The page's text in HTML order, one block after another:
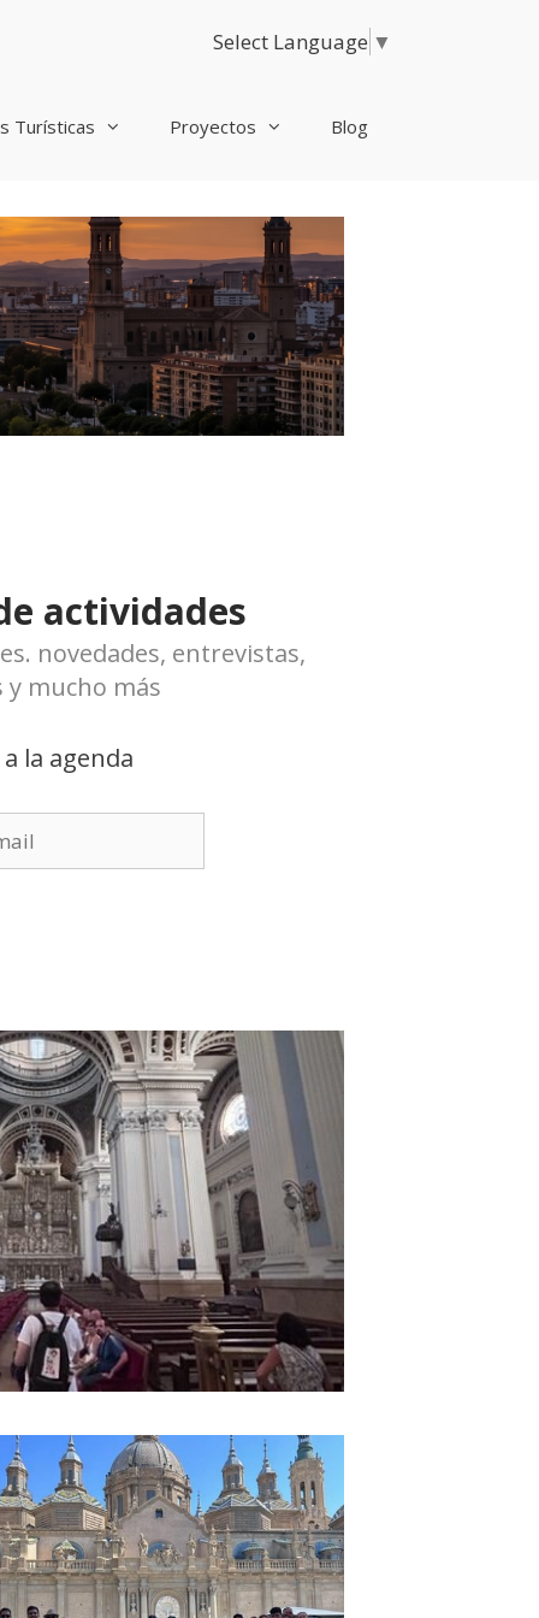
Select Language ▼
Turísticas Proyectos Blog
actividades
novedades, entrevistas,
y mucho más
la agenda
Salvador y el Pilar